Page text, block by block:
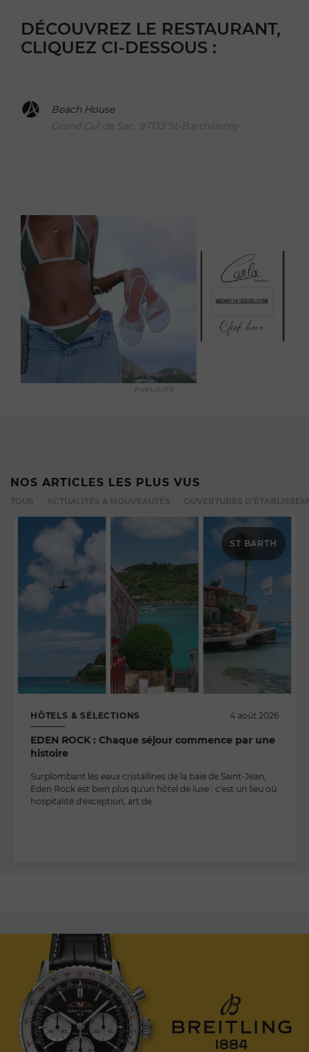
DÉCOUVREZ LE RESTAURANT,
CLIQUEZ CI-DESSOUS :
Beach House
Grand Cul de Sac, 97133 St-Barthélemy
PUBLICITÉ
NOS ARTICLES LES PLUS VUS
ST BARTH
HÔTELS & SÉLECTIONS 4 août 2026
EDEN ROCK : Chaque séjour commence par une
histoire
Surplombant les eaux cristallines de la baie de Saint-Jean,
Eden Rock est bien plus qu'un hôtel de luxe : c'est un lieu où
hospitalité d'exception, art de